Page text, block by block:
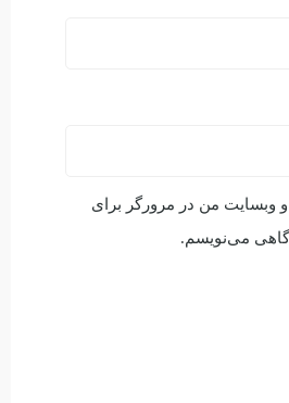
و وبسایت من در مرورگر برای
می‌نویسم.